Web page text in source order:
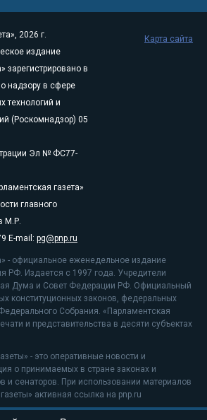
2026 г.
издание
зарегистрировано в
надзору в сфере
технологий и
(Роскомнадзор) 05
Эл № ФС77-
газета»
главного
М.Р.
E-mail: pg@pnp.ru
- официальное еженедельное издание
РФ. Издается с 1997 года. Учредители
Дума и Совет Федерации РФ. Официальный
конституционных законов, федеральных
Собрания. «Парламентская
и представительства в десяти субъектах
- это оперативные новости и
о принимаемых в стране законах и
и сенаторов. При использовании материалов
активная ссылка на pnp.ru
Карта сайта